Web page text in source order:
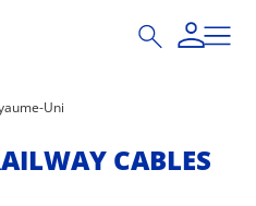
Uni
CABLES